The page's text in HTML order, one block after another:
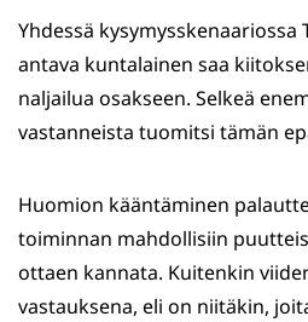
Yhdessä
antava kuntalainen saa
naljailua osakseen. Selkeä
vastanneista tuomitsi tämän
Huomion kääntäminen
toiminnan mahdollisiin
ottaen kannata. Kuitenkin
vastauksena, eli on niitäkin,